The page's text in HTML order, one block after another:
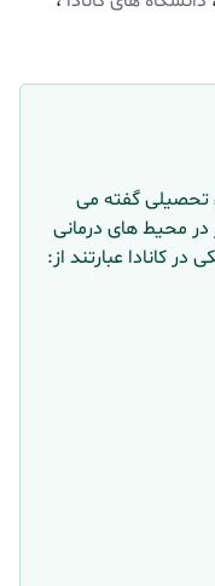
تحصیلی گفته می
در محیط های درمانی
کانادا عبارتند از: